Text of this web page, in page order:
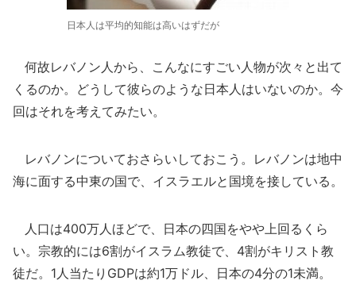
日本人は平均的知能は高いはずだが
何故レバノン人から、こんなにすごい人物が次々と出て
くるのか。どうして彼らのような日本人はいないのか。今
回はそれを考えてみたい。
レバノンについておさらいしておこう。レバノンは地中
海に面する中東の国で、イスラエルと国境を接している。
人口は400万人ほどで、日本の四国をやや上回るくら
い。宗教的には6割がイスラム教徒で、4割がキリスト教
徒だ。1人当たりGDPは約1万ドル、日本の4分の1未満。